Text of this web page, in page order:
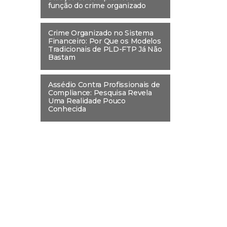
função do crime organizado
Crime Organizado no Sistema
Financeiro: Por Que os Modelos
Tradicionais de PLD-FTP Já Não
Bastam
Assédio Contra Profissionais de
Compliance: Pesquisa Revela
Uma Realidade Pouco
Conhecida